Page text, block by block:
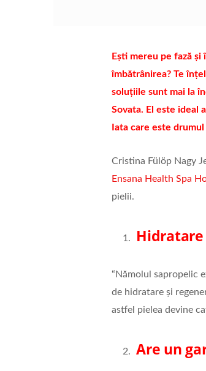
Ești mereu pe fază și
îmbătrânirea? Te
soluțiile sunt mai la
Sovata. El este ideal
Iata care este
Cristina Fülöp Nagy
Ensana Health Spa
pielii.
“Nămolul sapropelic
de hidratare și
astfel pielea devine
Are un